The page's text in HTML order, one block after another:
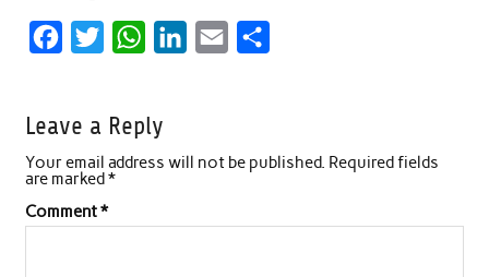
e
b
o
t
e
r
W
t
s
p
e
I
l
e
Leave a Reply
Your email address will not be published. Required fields
are marked*
Comment*